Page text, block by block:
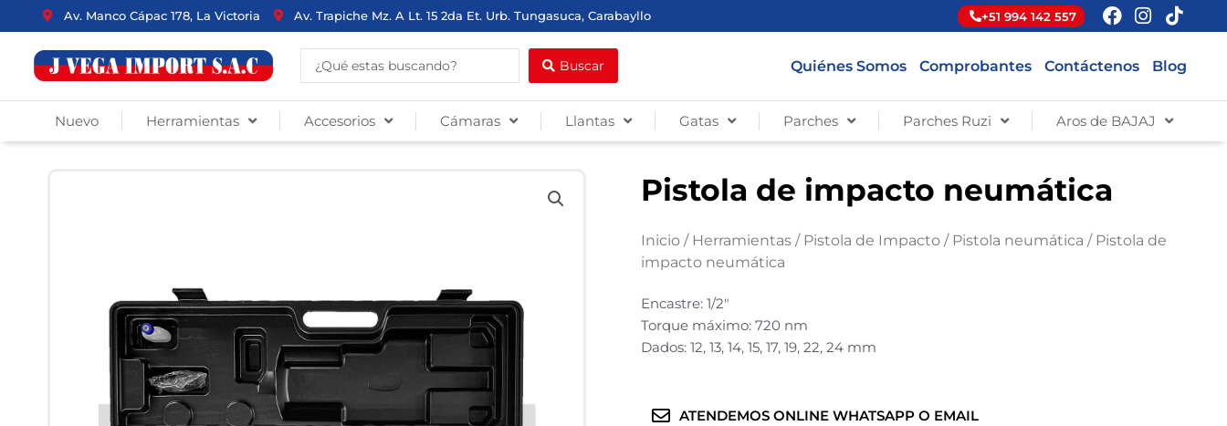
al
contenido
Av. Manco Cápac 178, La Victoria Av. Trapiche Mz. A Lt. 15 2da Et. Urb. Tungasuca, Carabayllo +51 994 142 557
Search
...
Buscar Quiénes Somos Comprobantes Contáctenos Blog
Nuevo Herramientas Accesorios Cámaras Llantas Gatas Parches Parches Ruzi Aros de BAJAJ
Pistola de impacto neumática
Inicio / Herramientas / Pistola de Impacto / Pistola neumática / Pistola de
impacto neumática
Encastre: 1/2″
Torque máximo: 720 nm
Dados: 12, 13, 14, 15, 17, 19, 22, 24 mm
ATENDEMOS ONLINE WHATSAPP O EMAIL